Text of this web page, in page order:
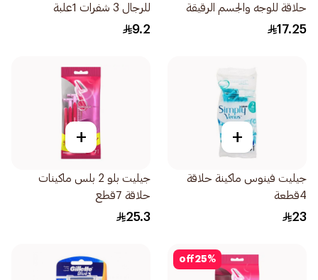
حلاقة للوجه والجسم الرقيقة
1قطعة
17.25
للرجال 3 شفرات 1علبة
9.2
+
جيليت فينوس ماكينة حلاقة
4قطعة
23
+
جيليت بلو 2 بلس ماكينات
حلاقة 7قطع
25.3
25%
off